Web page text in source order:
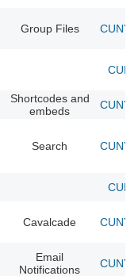
Group Files CUNY
Shortcodes and
embeds
CUNY
Search CUNY
Cavalcade CUNY
Email
Notifications
CUNY